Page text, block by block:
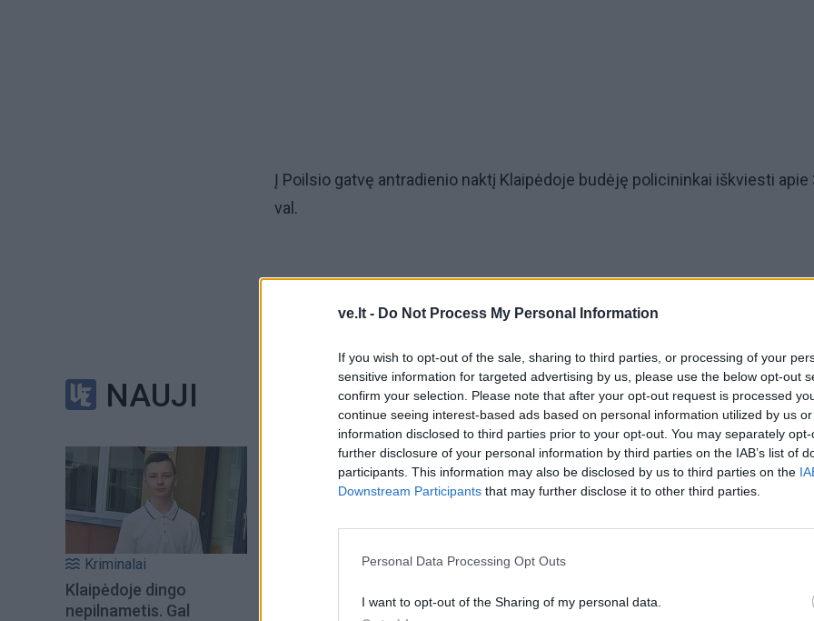
ve.lt - Do Not Process My Personal Information
If you wish to opt-out of the sale, sharing to third parties, or processing of your
sensitive information for targeted advertising by us, please use the below opt-out
confirm your selection. Please note that after your opt-out request is processed
continue seeing interest-based ads based on personal information utilized by us
information disclosed to third parties prior to your opt-out. You may separately
further disclosure of your personal information by third parties on the IAB’s list of
participants. This information may also be disclosed by us to third parties on the
Downstream Participants that may further disclose it to other third parties.
Personal Data Processing Opt Outs
I want to opt-out of the Sharing of my personal data.
NAUJI
Kriminalai
Klaipėdoje dingo
nepilnametis. Gal
Į Poilsio gatvę antradienio naktį Klaipėdoje budėję policininkai iškviesti apie
val.
Patruliai suspėjo laiku. Jaunam vyrui savo grasinimų realiais veiksmais
nepavyko.
Bute sulaikytas 22 metų klaipėdietis dviem paroms uždarytas į Klaipėdos
apskrities VPK areštinę.
Jaunuolis šią naktį namuose šiurpino savo 53 metų mamą.